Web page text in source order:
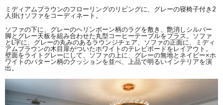
ミディアムブラウンのフローリングのリビングに、グレーの寝椅子付き2
人掛けソファをコーディネート。
ソファの下に、グレーのヘリンボーン柄のラグを敷き、艶消しシルバー
脚とグレー天板を組み合わせた丸型コーヒーテーブルをプラス。ソファ
とL字に、グレーの丸みのあるラウンジチェア、ソファの正面に、ミディ
アムブラウンの木目扉がついたホワイトのテレビボードをレイアウト。
壁面をライトグレーにして、ソファの上に、グレーの無地とネイビー×ホ
ワイトのパターン柄のクッションを並べ、上品で明るいインテリアを演
出。